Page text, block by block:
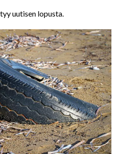
uutisen lopusta.